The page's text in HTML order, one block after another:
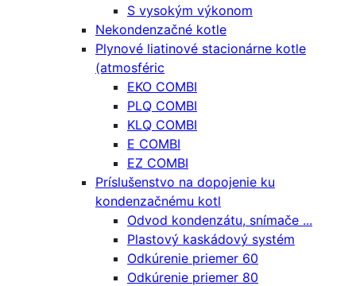
S vysokým výkonom
Nekondenzačné kotle
Plynové liatinové stacionárne kotle
(atmosféric
EKO COMBI
PLQ COMBI
KLQ COMBI
E COMBI
EZ COMBI
Príslušenstvo na dopojenie ku
kondenzačnému kotl
Odvod kondenzátu, snímače ...
Plastový kaskádový systém
Odkúrenie priemer 60
Odkúrenie priemer 80